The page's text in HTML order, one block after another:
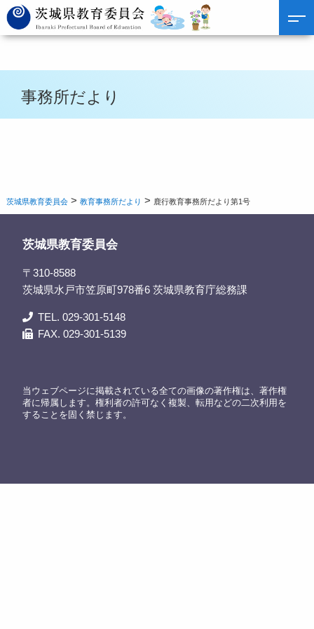
事務所だより
茨城県教育委員会 >教育事務所だより > 鹿行教育事務所だより第1号
茨城県教育委員会
〒310-8588
茨城県水戸市笠原町978番6 茨城県教育庁総務課
TEL. 029-301-5148
FAX. 029-301-5139
当ウェブページに掲載されている全ての画像の著作権は、著作権
者に帰属します。権利者の許可なく複製、転用などの二次利用を
することを固く禁じます。